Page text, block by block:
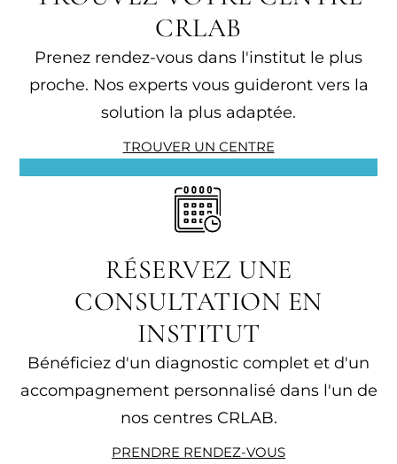
CRLAB
Prenez rendez-vous dans l'institut le plus
proche. Nos experts vous guideront vers la
solution la plus adaptée.
TROUVER UN CENTRE
RÉSERVEZ UNE
CONSULTATION EN
INSTITUT
Bénéficiez d'un diagnostic complet et d'un
accompagnement personnalisé dans l'un de
nos centres CRLAB.
PRENDRE RENDEZ-VOUS